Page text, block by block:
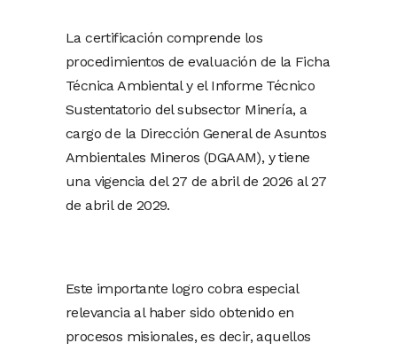
La certificación comprende los
procedimientos de evaluación de la Ficha
Técnica Ambiental y el Informe Técnico
Sustentatorio del subsector Minería, a
cargo de la Dirección General de Asuntos
Ambientales Mineros (DGAAM), y tiene
una vigencia del 27 de abril de 2026 al 27
de abril de 2029.
Este importante logro cobra especial
relevancia al haber sido obtenido en
procesos misionales, es decir, aquellos